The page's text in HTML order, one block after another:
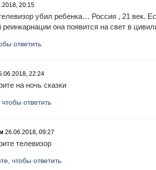
20:15
убил ребенка… Россия , 21 век.
она появится на свет в
ответить
22:24
на ночь сказки
ответить
26.06.2018, 09:27
телевизор
чтобы ответить